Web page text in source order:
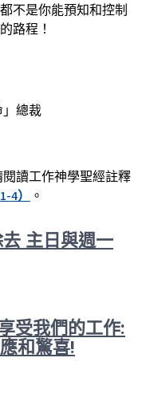
不是你能預知和控制
路程！
」總裁
讀工作神學聖經註釋
4） 。
主日與週一
受我們的工作:
和驚喜!